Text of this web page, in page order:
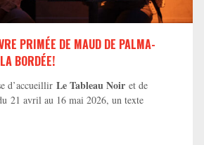
PRIMÉE DE MAUD DE PALMA-
BORDÉE!
d’accueillir Le Tableau Noir et de
21 avril au 16 mai 2026, un texte